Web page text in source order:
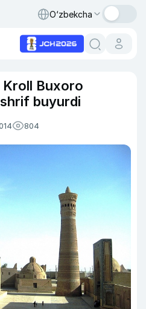
O‘zbekcha
Kroll Buxoro
buyurdi
804